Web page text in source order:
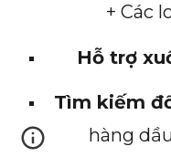
+ Các
Hỗ trợ
Tìm kiếm
hàng